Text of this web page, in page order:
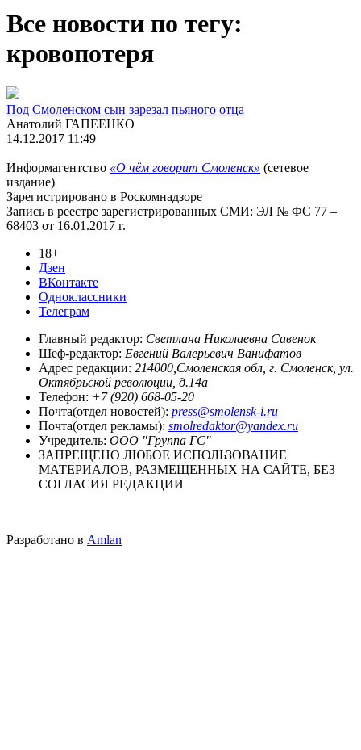
Все новости по тегу:
кровопотеря
Под Смоленском сын зарезал пьяного отца
Анатолий ГАПЕЕНКО
14.12.2017 11:49
Информагентство «О чём говорит Смоленск» (сетевое
издание)
Зарегистрировано в Роскомнадзоре
Запись в реестре зарегистрированных СМИ: ЭЛ № ФС 77 –
68403 от 16.01.2017 г.
18+
Дзен
ВКонтакте
Одноклассники
Телеграм
Главный редактор: Светлана Николаевна Савенок
Шеф-редактор: Евгений Валерьевич Ванифатов
Адрес редакции: 214000,Смоленская обл, г. Смоленск, ул.
Октябрьской революции, д.14а
Телефон: +7 (920) 668-05-20
Почта(отдел новостей): press@smolensk-i.ru
Почта(отдел рекламы): smolredaktor@yandex.ru
Учредитель: ООО "Группа ГС"
ЗАПРЕЩЕНО ЛЮБОЕ ИСПОЛЬЗОВАНИЕ
МАТЕРИАЛОВ, РАЗМЕЩЕННЫХ НА САЙТЕ, БЕЗ
СОГЛАСИЯ РЕДАКЦИИ
Разработано в Amlan